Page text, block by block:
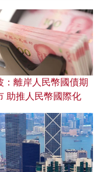
：離岸人民幣國債期
助推人民幣國際化